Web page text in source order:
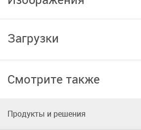
Загрузки
Смотрите также
Продукты и решения